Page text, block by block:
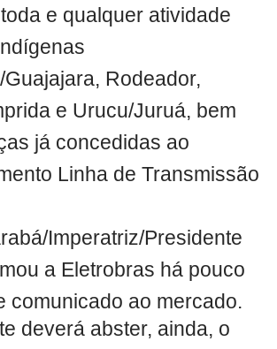
e qualquer atividade
Rodeador,
e Urucu/Juruá, bem
já concedidas ao
Linha de Transmissão
Imperatriz/Presidente
a Eletrobras há pouco
comunicado ao mercado.
deverá abster, ainda, o